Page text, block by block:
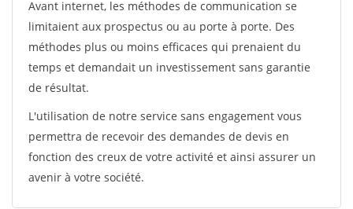
Avant internet, les méthodes de communication se
limitaient aux prospectus ou au porte à porte. Des
méthodes plus ou moins efficaces qui prenaient du
temps et demandait un investissement sans garantie
de résultat.
L'utilisation de notre service sans engagement vous
permettra de recevoir des demandes de devis en
fonction des creux de votre activité et ainsi assurer un
avenir à votre société.